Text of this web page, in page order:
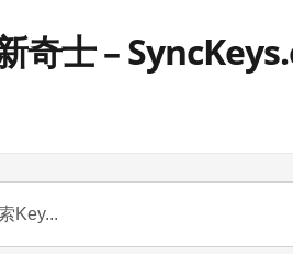
奇士 –